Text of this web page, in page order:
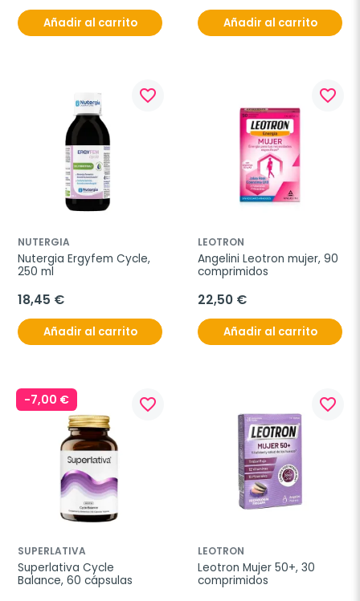
Añadir al carrito Añadir al carrito
favorite_border
NUTERGIA
Nutergia Ergyfem Cycle,
250 ml
18,45 €
Añadir al carrito
favorite_border
LEOTRON
Angelini Leotron mujer, 90
comprimidos
22,50 €
Añadir al carrito
-7,00 € favorite_border
SUPERLATIVA
Superlativa Cycle
Balance, 60 cápsulas
favorite_border
LEOTRON
Leotron Mujer 50+, 30
comprimidos